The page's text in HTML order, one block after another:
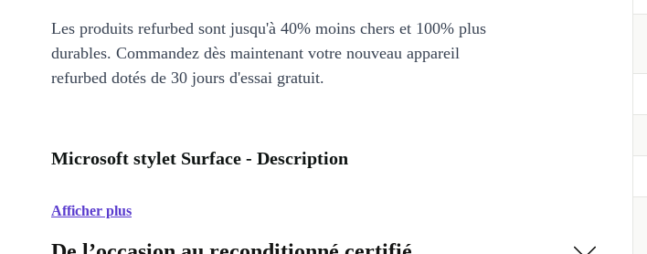
Les produits refurbed sont jusqu'à 40% moins chers et 100% plus
durables. Commandez dès maintenant votre nouveau appareil
refurbed dotés de 30 jours d'essai gratuit.
Microsoft stylet Surface - Description
Afficher plus